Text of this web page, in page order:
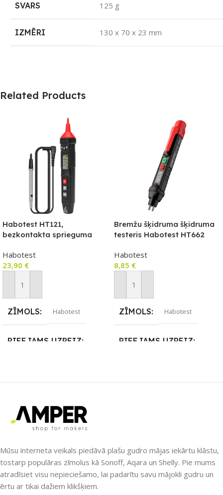
SVARS 125 g
IZMĒRI 130 x 70 x 23 mm
Related Products
Habotest HT121,
bezkontakta sprieguma
NCV, True RMS
Habotest
23,90 €
Pievienot Grozam
ZĪMOLS Habotest
PIEEJAMS UZREIZ
SKAITS
Bremžu šķidruma šķidruma
testeris Habotest HT662
Habotest
8,85 €
Pievienot Grozam
ZĪMOLS Habotest
PIEEJAMS UZREIZ
Mūsu interneta veikals piedāvā plašu gudro mājas iekārtu klāstu,
tostarp populāras zīmolus kā Sonoff, Aqara un Shelly. Pie mums
atradīsiet visu nepieciešamo, lai padarītu savu mājokli gudru un
ērtu ar tikai dažiem klikšķiem.